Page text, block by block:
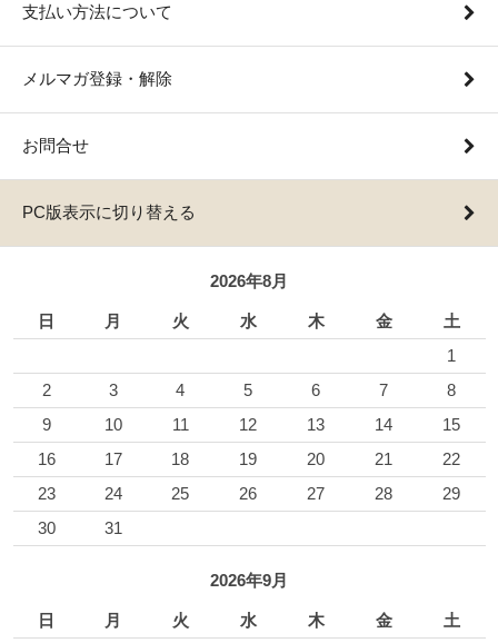
支払い方法について
メルマガ登録・解除
お問合せ
PC版表示に切り替える
2026年8月
日 月 火 水 木 金
土
1
2
3 4 5 6 7
8
9
10 11 12 13 14
15
16
17 18 19 20 21
22
23
24 25 26 27 28
29
30
31
2026年9月
日 月 火 水 木 金
土